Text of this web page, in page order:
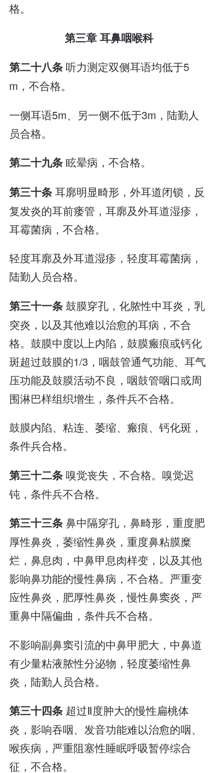
格。
第三章 耳鼻咽喉科
第二十八条 听力测定双侧耳语均低于5
m，不合格。
一侧耳语5m、另一侧不低于3m，陆勤人
员合格。
第二十九条 眩晕病，不合格。
第三十条耳廓明显畸形，外耳道闭锁，反
复发炎的耳前瘘管，耳廓及外耳道湿疹，
耳霉菌病，不合格。
轻度耳廓及外耳道湿疹，轻度耳霉菌病，
陆勤人员合格。
第三十一条鼓膜穿孔，化脓性中耳炎，乳
突炎，以及其他难以治愈的耳病，不合
格。鼓膜中度以上内陷，鼓膜瘢痕或钙化
斑超过鼓膜的1/3，咽鼓管通气功能、耳气
压功能及鼓膜活动不良，咽鼓管咽口或周
围淋巴样组织增生，条件兵不合格。
鼓膜内陷、粘连、萎缩、瘢痕、钙化斑，
条件兵合格。
第三十二条 嗅觉丧失，不合格。嗅觉迟
钝，条件兵不合格。
第三十三条鼻中隔穿孔，鼻畸形，重度肥
厚性鼻炎，萎缩性鼻炎，重度鼻粘膜糜
烂，鼻息肉，中鼻甲息肉样变，以及其他
影响鼻功能的慢性鼻病，不合格。严重变
应性鼻炎，肥厚性鼻炎，慢性鼻窦炎，严
重鼻中隔偏曲，条件兵不合格。
不影响副鼻窦引流的中鼻甲肥大，中鼻道
有少量粘液脓性分泌物，轻度萎缩性鼻
炎，陆勤人员合格。
第三十四条 超过Ⅱ度肿大的慢性扁桃体
炎，影响吞咽、发音功能难以治愈的咽、
喉疾病，严重阻塞性睡眠呼吸暂停综合
征，不合格。